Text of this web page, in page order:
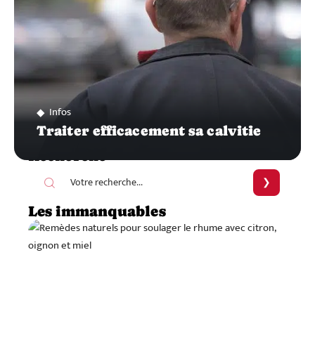
Infos
Traiter efficacement sa calvitie
Recherche
Les immanquables